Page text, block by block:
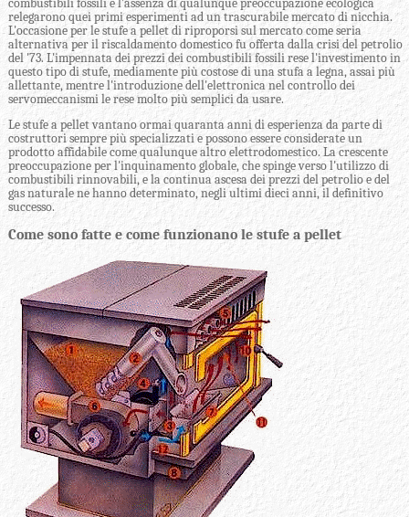
combustibili fossili e l'assenza di qualunque preoccupazione ecologica
relegarono quei primi esperimenti ad un trascurabile mercato di nicchia.
L'occasione per le stufe a pellet di riproporsi sul mercato come seria
alternativa per il riscaldamento domestico fu offerta dalla crisi del petrolio
del '73. L'impennata dei prezzi dei combustibili fossili rese l'investimento in
questo tipo di stufe, mediamente più costose di una stufa a legna, assai più
allettante, mentre l'introduzione dell'elettronica nel controllo dei
servomeccanismi le rese molto più semplici da usare.
Le stufe a pellet vantano ormai quaranta anni di esperienza da parte di
costruttori sempre più specializzati e possono essere considerate un
prodotto affidabile come qualunque altro elettrodomestico. La crescente
preoccupazione per l'inquinamento globale, che spinge verso l'utilizzo di
combustibili rinnovabili, e la continua ascesa dei prezzi del petrolio e del
gas naturale ne hanno determinato, negli ultimi dieci anni, il definitivo
successo.
Come sono fatte e come funzionano le stufe a pellet